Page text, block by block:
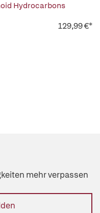
Hydrocarbons
129,99 €*
mehr verpassen